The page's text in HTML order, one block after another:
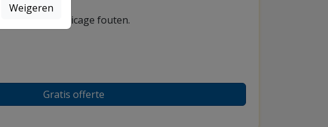
Weigeren
en fabricage fouten.
Gratis offerte